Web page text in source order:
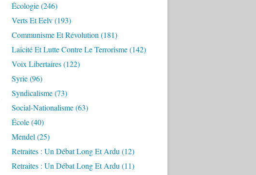
Écologie(246)
Verts Et Eelv(193)
Communisme Et Révolution (181)
Laïcité Et Lutte Contre Le Terrorisme(142)
Voix Libertaires(122)
Syrie(96)
Syndicalisme(73)
Social-Nationalisme(63)
École(40)
Mendel (25)
Retraites : Un Débat Long Et Ardu (12)
Retraites : Un Débat Long Et Ardu (11)